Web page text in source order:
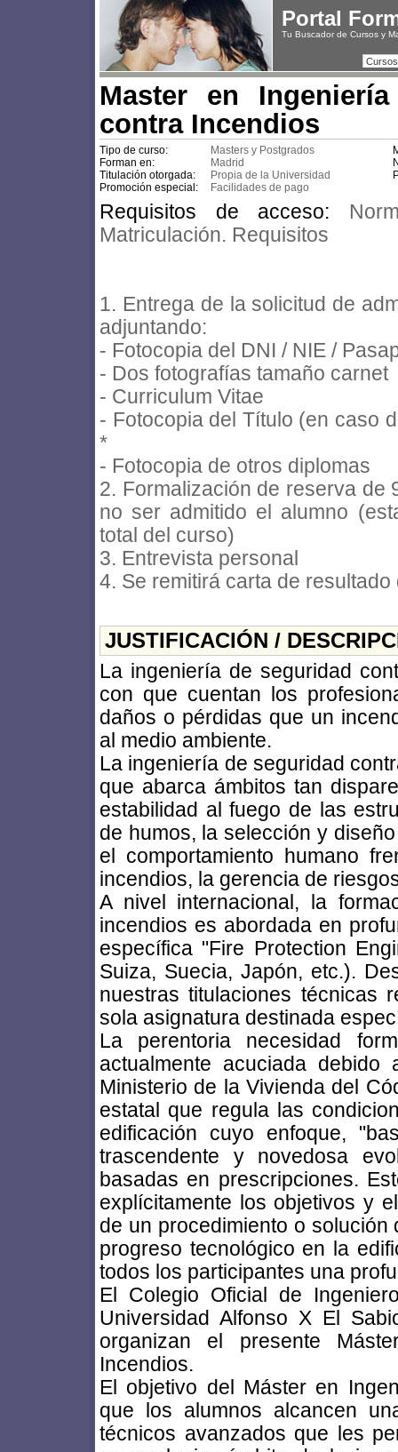
Portal
Tu Buscador de Cursos y
Master en
contra Incendios
Tipo de curso: Masters y Postgrados
Forman en:
Madrid
Titulación otorgada:
Propia de la Universidad
Promoción especial:
Facilidades de pago
Requisitos de acceso:
Matriculación. Requisitos
1. Entrega de la solicitud de
adjuntando:
- Fotocopia del DNI / NIE /
- Dos fotografías tamaño carnet
- Curriculum Vitae
- Fotocopia del Título (en caso
*
- Fotocopia de otros diplomas
2. Formalización de reserva de
no ser admitido el alumno
total del curso)
3. Entrevista personal
4. Se remitirá carta de
JUSTIFICACIÓN /
La ingeniería de seguridad
con que cuentan los
daños o pérdidas que un
al medio ambiente.
La ingeniería de seguridad
que abarca ámbitos tan
estabilidad al fuego de las
de humos, la selección y
el comportamiento humano
incendios, la gerencia de
A nivel internacional, la
incendios es abordada en
específica "Fire Protection
Suiza, Suecia, Japón, etc.).
nuestras titulaciones técnicas
sola asignatura destinada
La perentoria necesidad
actualmente acuciada
Ministerio de la Vivienda del
estatal que regula las
edificación cuyo enfoque,
trascendente y novedosa
basadas en prescripciones.
explícitamente los objetivos y
de un procedimiento o
progreso tecnológico en la
todos los participantes una
El Colegio Oficial de
Universidad Alfonso X El
organizan el presente
Incendios.
El objetivo del Máster en
que los alumnos alcancen
técnicos avanzados que les